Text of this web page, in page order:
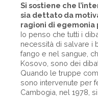
Si sostiene che
sia dettato da
ragioni di egemonia
Io penso che tutti i
necessità di salvare i
fango e nel sangue,
Kosovo, sono dei
Quando le truppe
sono intervenute per
Cambogia, nel 1978,